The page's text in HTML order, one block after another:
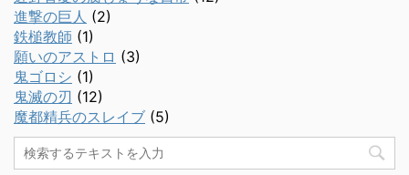
進撃の巨人 (2)
鉄槌教師 (1)
願いのアストロ (3)
鬼ゴロシ (1)
鬼滅の刃 (12)
魔都精兵のスレイブ (5)